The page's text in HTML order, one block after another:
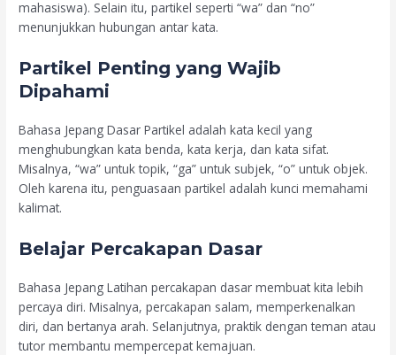
mahasiswa). Selain itu, partikel seperti “wa” dan “no”
menunjukkan hubungan antar kata.
Partikel Penting yang Wajib
Dipahami
Bahasa Jepang Dasar Partikel adalah kata kecil yang
menghubungkan kata benda, kata kerja, dan kata sifat.
Misalnya, “wa” untuk topik, “ga” untuk subjek, “o” untuk objek.
Oleh karena itu, penguasaan partikel adalah kunci memahami
kalimat.
Belajar Percakapan Dasar
Bahasa Jepang Latihan percakapan dasar membuat kita lebih
percaya diri. Misalnya, percakapan salam, memperkenalkan
diri, dan bertanya arah. Selanjutnya, praktik dengan teman atau
tutor membantu mempercepat kemajuan.